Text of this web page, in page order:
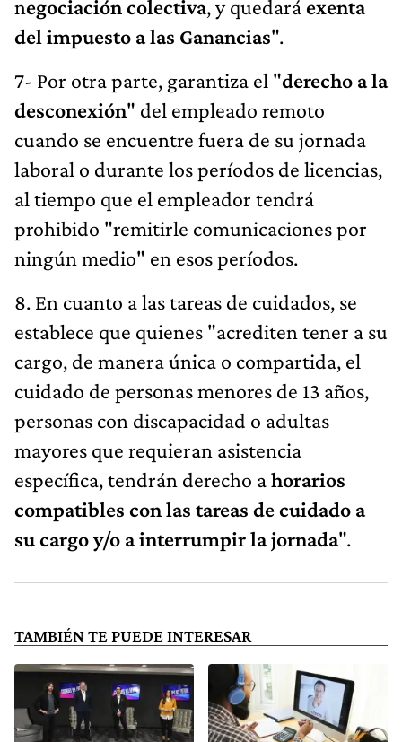
negociación colectiva, y quedará exenta
del impuesto a las Ganancias".
7- Por otra parte, garantiza el "derecho a la
desconexión" del empleado remoto
cuando se encuentre fuera de su jornada
laboral o durante los períodos de licencias,
al tiempo que el empleador tendrá
prohibido "remitirle comunicaciones por
ningún medio" en esos períodos.
8. En cuanto a las tareas de cuidados, se
establece que quienes "acrediten tener a su
cargo, de manera única o compartida, el
cuidado de personas menores de 13 años,
personas con discapacidad o adultas
mayores que requieran asistencia
específica, tendrán derecho ahorarios
compatibles con las tareas de cuidado a
su cargo y/o a interrumpir la jornada".
TAMBIÉN TE PUEDE INTERESAR